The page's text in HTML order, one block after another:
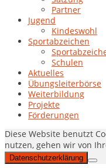
Partner
Jugend
Kindeswohl
Sportabzeichen
Schulen
Aktuelles
Übungsleiterbörse
Weiterbildung
Projekte
Förderungen
Diese Website benutzt
nutzen, gehen wir von
Datenschutzerklärung